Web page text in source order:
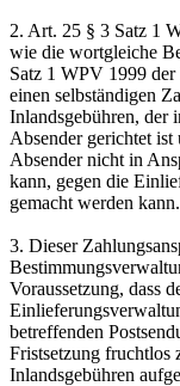
2. Art. 25 § 3 Satz 1
wie die wortgleiche
Satz 1 WPV 1999
einen selbständigen
Inlandsgebühren, der
Absender gerichtet ist
Absender nicht in
kann, gegen die
gemacht werden kann.
3. Dieser
Voraussetzung, dass
betreffenden
Fristsetzung fruchtlos
Inlandsgebühren